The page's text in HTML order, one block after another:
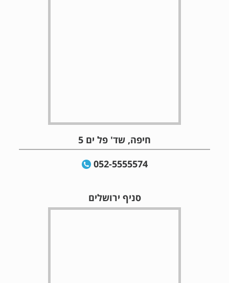
חיפה, שד' פל ים 5
052-5555574
סניף ירושלים